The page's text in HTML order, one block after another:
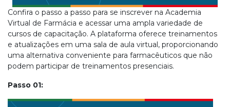
Confira o passo a passo para se inscrever na Academia
Virtual de Farmácia e acessar uma ampla variedade de
cursos de capacitação. A plataforma oferece treinamentos
e atualizações em uma sala de aula virtual, proporcionando
uma alternativa conveniente para farmacêuticos que não
podem participar de treinamentos presenciais.
Passo 01: